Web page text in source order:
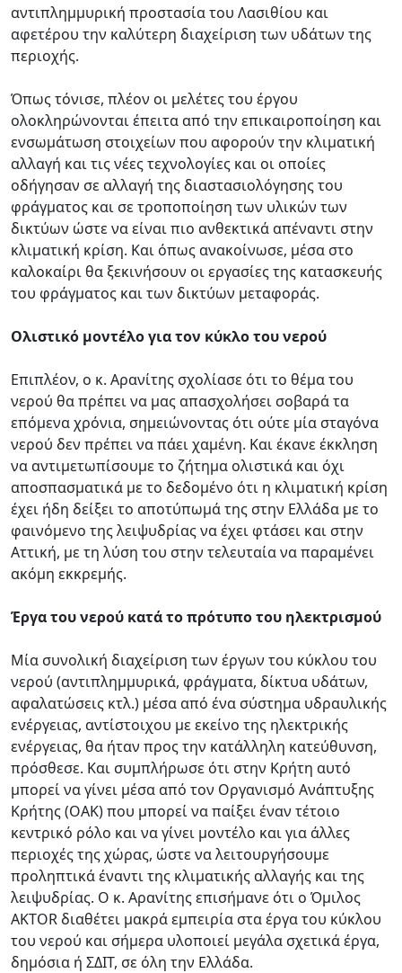
αντιπλημμυρική προστασία του Λασιθίου και
αφετέρου την καλύτερη διαχείριση των υδάτων της
περιοχής.
Όπως τόνισε, πλέον οι μελέτες του έργου
ολοκληρώνονται έπειτα από την επικαιροποίηση και
ενσωμάτωση στοιχείων που αφορούν την κλιματική
αλλαγή και τις νέες τεχνολογίες και οι οποίες
οδήγησαν σε αλλαγή της διαστασιολόγησης του
φράγματος και σε τροποποίηση των υλικών των
δικτύων ώστε να είναι πιο ανθεκτικά απέναντι στην
κλιματική κρίση. Και όπως ανακοίνωσε, μέσα στο
καλοκαίρι θα ξεκινήσουν οι εργασίες της κατασκευής
του φράγματος και των δικτύων μεταφοράς.
Ολιστικό μοντέλο για τον κύκλο του νερού
Επιπλέον, ο κ. Αρανίτης σχολίασε ότι το θέμα του
νερού θα πρέπει να μας απασχολήσει σοβαρά τα
επόμενα χρόνια, σημειώνοντας ότι ούτε μία σταγόνα
νερού δεν πρέπει να πάει χαμένη. Και έκανε έκκληση
να αντιμετωπίσουμε το ζήτημα ολιστικά και όχι
αποσπασματικά με το δεδομένο ότι η κλιματική κρίση
έχει ήδη δείξει το αποτύπωμά της στην Ελλάδα με το
φαινόμενο της λειψυδρίας να έχει φτάσει και στην
Αττική, με τη λύση του στην τελευταία να παραμένει
ακόμη εκκρεμής.
Έργα του νερού κατά το πρότυπο του ηλεκτρισμού
Μία συνολική διαχείριση των έργων του κύκλου του
νερού (αντιπλημμυρικά, φράγματα, δίκτυα υδάτων,
αφαλατώσεις κτλ.) μέσα από ένα σύστημα υδραυλικής
ενέργειας, αντίστοιχου με εκείνο της ηλεκτρικής
ενέργειας, θα ήταν προς την κατάλληλη κατεύθυνση,
πρόσθεσε. Και συμπλήρωσε ότι στην Κρήτη αυτό
μπορεί να γίνει μέσα από τον Οργανισμό Ανάπτυξης
Κρήτης (ΟΑΚ) που μπορεί να παίξει έναν τέτοιο
κεντρικό ρόλο και να γίνει μοντέλο και για άλλες
περιοχές της χώρας, ώστε να λειτουργήσουμε
προληπτικά έναντι της κλιματικής αλλαγής και της
λειψυδρίας. Ο κ. Αρανίτης επισήμανε ότι ο Όμιλος
AKTOR διαθέτει μακρά εμπειρία στα έργα του κύκλου
του νερού και σήμερα υλοποιεί μεγάλα σχετικά έργα,
δημόσια ή ΣΔΙΤ, σε όλη την Ελλάδα.